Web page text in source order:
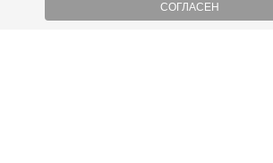
СОГЛАСЕН